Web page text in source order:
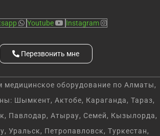
Youtube Instagram
Перезвонить мне
медицинское оборудование по Алматы,
Шымкент, Актобе, Караганда, Тараз,
Павлодар, Атырау, Семей, Кызылорда,
Уральск, Петропавловск, Туркестан,